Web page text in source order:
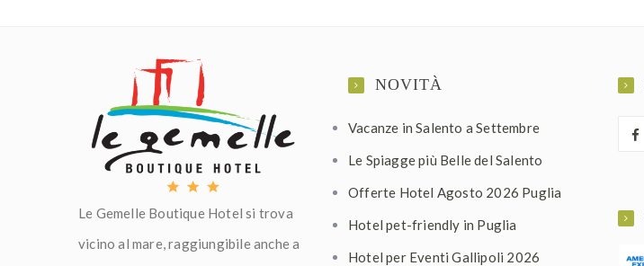
Le Gemelle Boutique Hotel si trova
vicino al mare, raggiungibile anche a
NOVITÀ
Vacanze in Salento a Settembre
Le Spiagge più Belle del Salento
Offerte Hotel Agosto 2026 Puglia
Hotel pet-friendly in Puglia
Hotel per Eventi Gallipoli 2026